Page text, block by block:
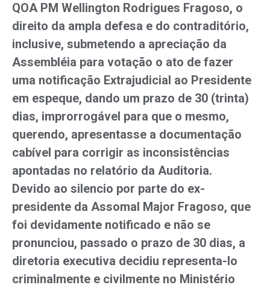
QOA PM Wellington Rodrigues Fragoso, o
direito da ampla defesa e do contraditório,
inclusive, submetendo a apreciação da
Assembléia para votação o ato de fazer
uma notificação Extrajudicial ao Presidente
em espeque, dando um prazo de 30 (trinta)
dias, improrrogável para que o mesmo,
querendo, apresentasse a documentação
cabível para corrigir as inconsistências
apontadas no relatório da Auditoria.
Devido ao silencio por parte do ex-
presidente da Assomal Major Fragoso, que
foi devidamente notificado e não se
pronunciou, passado o prazo de 30 dias, a
diretoria executiva decidiu representa-lo
criminalmente e civilmente no Ministério